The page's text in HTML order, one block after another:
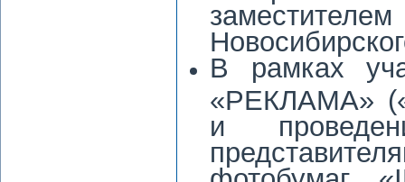
В рамках
«РЕКЛАМА»
и
фотобумаг